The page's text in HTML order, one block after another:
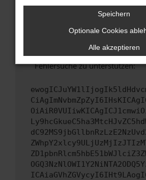
Wende dich an den
Wenn du alle oben genannten
hast, kontaktiere uns bitte. Wir
versuchen, das Problem zu
uns diesen Text schicken, um
Fehlersuche zu unterstützen:
Speichern
Optionale Cookies
Alle akzeptieren